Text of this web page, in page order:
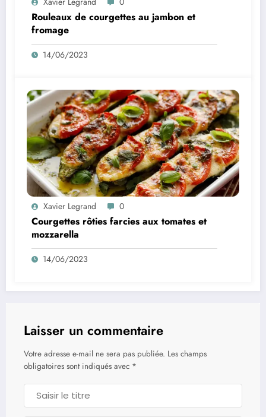
Rouleaux de courgettes au jambon et
fromage
14/06/2023
Xavier Legrand 0
Courgettes rôties farcies aux tomates et
mozzarella
14/06/2023
Laisser un commentaire
Votre adresse e-mail ne sera pas publiée. Les champs
obligatoires sont indiqués avec *